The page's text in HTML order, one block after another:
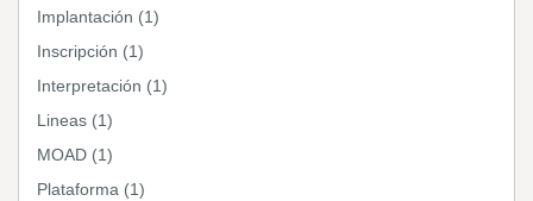
Implantación (1)
Inscripción (1)
Interpretación (1)
Lineas (1)
MOAD (1)
Plataforma (1)